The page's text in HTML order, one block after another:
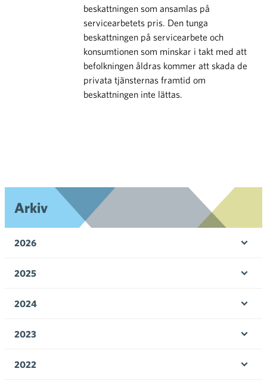
beskattningen som ansamlas på
servicearbetets pris. Den tunga
beskattningen på servicearbete och
konsumtionen som minskar i takt med att
befolkningen åldras kommer att skada de
privata tjänsternas framtid om
beskattningen inte lättas.
Arkiv
2026
2025
2024
2023
2022